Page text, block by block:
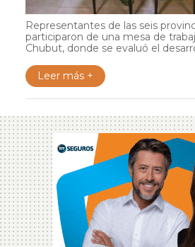
Representantes de las seis
participaron de una mesa de
Chubut, donde se evaluó el
Leer más +